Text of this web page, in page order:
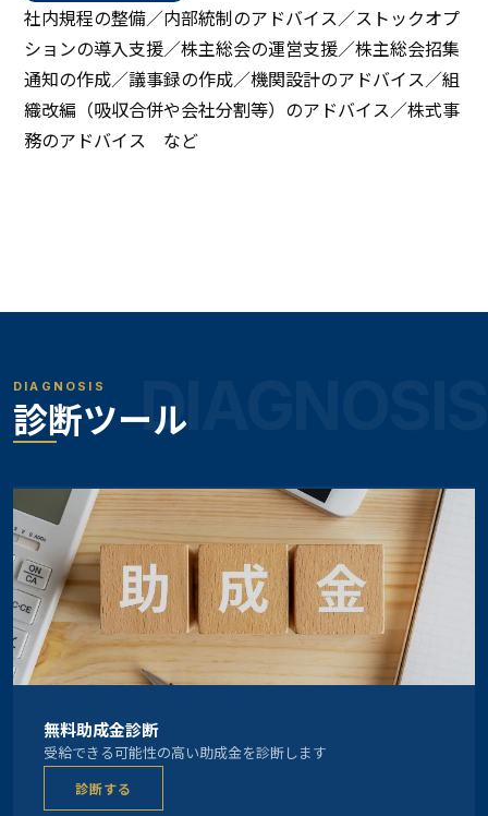
社内規程の整備／内部統制のアドバイス／ストックオプ
ションの導入支援／株主総会の運営支援／株主総会招集
通知の作成／議事録の作成／機関設計のアドバイス／組
織改編（吸収合併や会社分割等）のアドバイス／株式事
務のアドバイス など
DIAGNOSIS
診断ツールDIAGNOSIS
無料助成金診断
受給できる可能性の高い助成金を診断します
診断する